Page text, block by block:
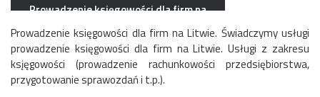
Prowadzenie księgowości dla firm na
Litwie
Prowadzenie księgowości dla firm na Litwie. Świadczymy usługi
prowadzenie księgowości dla firm na Litwie. Usługi z zakresu
ksįęgowości (prowadzenie rachunkowości przedsiębiorstwa,
przygotowanie sprawozdań i t.p.).